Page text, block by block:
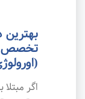
تخصص
اگر